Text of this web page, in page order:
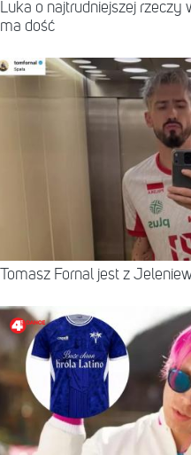
Luka o najtrudniejszej rzeczy
ma dość
Tomasz Fornal jest z